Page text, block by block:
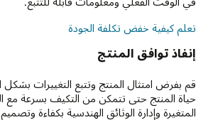
تعلم كيفية خفض تكلفة الجودة
إنفاذ توافق المنتج
قم بفرض امتثال المنتج وتتبع التغييرات
حياة المنتج حتى تتمكن من التكيف بسرعة مع
المتغيرة وإدارة الوثائق الهندسية بكفاءة